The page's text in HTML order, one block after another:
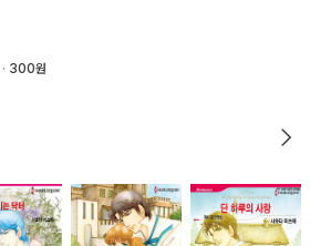
300원